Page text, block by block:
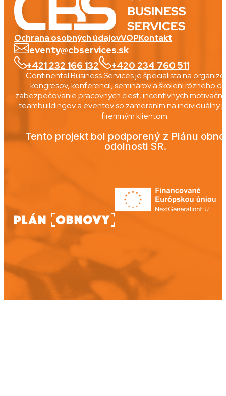
Ochrana osobných údajovVOPKontakt
eventy@cbservices.sk
+421 232 166 132
+420 234 760 511
Continental Business Services je špecialista na
kongresov, konferencií, seminárov a školení rôzneho
zabezpečovanie pracovných ciest, incentívnych
teambuildingov a eventov so zameraním na individuálny
firemným klientom.
Tento projekt bol podporený z Plánu
odolnosti SR.